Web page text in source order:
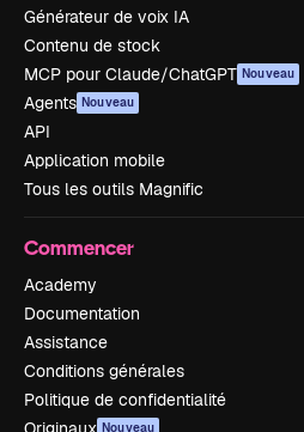
Générateur de voix IA
Contenu de stock
MCP pour Claude/ChatGPT Nouveau
Agents Nouveau
API
Application mobile
Tous les outils Magnific
Commencer
Academy
Documentation
Assistance
Conditions générales
Politique de confidentialité
Nouveau